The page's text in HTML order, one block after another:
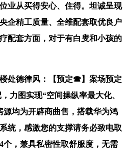
从买得安心、住得。坦诚呈现
企精工质量、全维配套取优良户
配套方面，对于有白叟和小孩的
德律风：【预定☎】案场预定
力图实现“空间操纵率最大化、
源均为开辟商曲售，搭载华为鸿
统，感激您的支撑请务必致电取
个，兼具私密性取舒服度，无需